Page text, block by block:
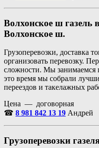
Волхонское ш газель
Волхонское ш.
Грузоперевозки, доставка
организовать перевозку.
сложности. Мы занимаемся
это время мы собрали
переездов и такелажных
Цена — договорная
☎ 8 981 842 13 19 Андрей
Грузоперевозки